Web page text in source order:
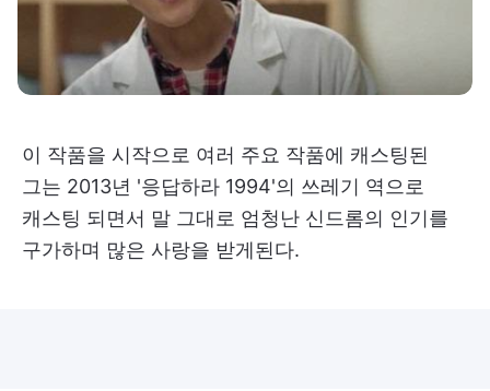
이 작품을 시작으로 여러 주요 작품에 캐스팅된
그는 2013년 '응답하라 1994'의 쓰레기 역으로
캐스팅 되면서 말 그대로 엄청난 신드롬의 인기를
구가하며 많은 사랑을 받게된다.